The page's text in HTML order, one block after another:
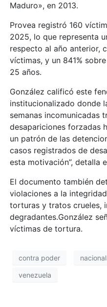
Maduro», en 2013.
Provea registró 160
2025, lo que representa
respecto al año anterior,
víctimas, y un 841%
25 años.
González calificó este
institucionalizado donde
semanas incomunicadas
desapariciones forzadas
un patrón de las
casos registrados de
esta motivación”, detalla
El documento también
violaciones a la
torturas y tratos crueles,
degradantes.González
víctimas de tortura.
contra poder nacional
venezuela